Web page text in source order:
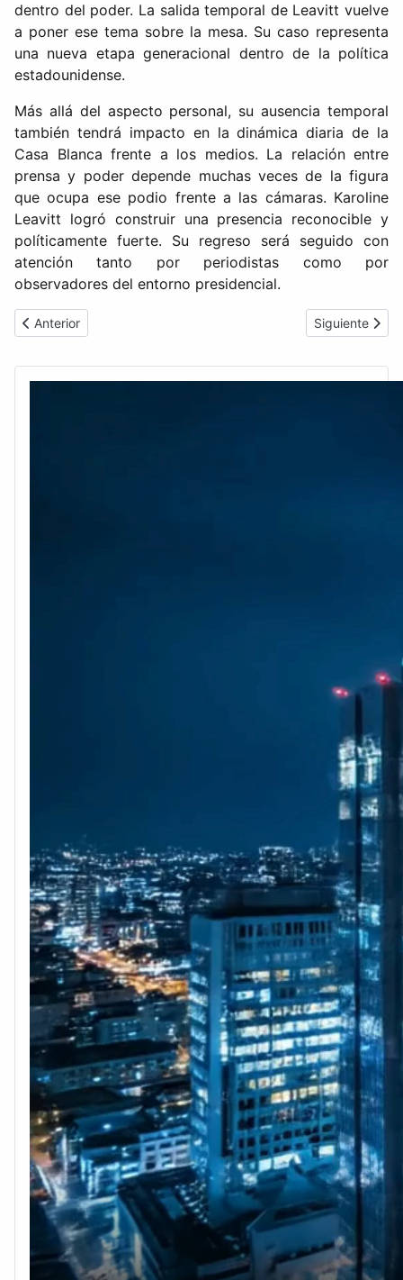
dentro del poder. La salida temporal de Leavitt vuelve
a poner ese tema sobre la mesa. Su caso representa
una nueva etapa generacional dentro de la política
estadounidense.
Más allá del aspecto personal, su ausencia temporal
también tendrá impacto en la dinámica diaria de la
Casa Blanca frente a los medios. La relación entre
prensa y poder depende muchas veces de la figura
que ocupa ese podio frente a las cámaras. Karoline
Leavitt logró construir una presencia reconocible y
políticamente fuerte. Su regreso será seguido con
atención tanto por periodistas como por
observadores del entorno presidencial.
Artículo anterior: Mariska Hargitay Regresa Como Presentadora
Anterior Artículo
Siguiente